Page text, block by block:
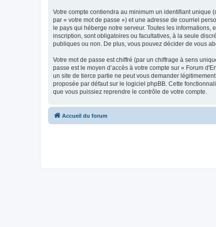
Votre compte contiendra au minimum un identifiant unique
par « votre mot de passe ») et une adresse de courriel
le pays qui héberge notre serveur. Toutes les
inscription, sont obligatoires ou facultatives, à la seule
publiques ou non. De plus, vous pouvez décider de vous
Votre mot de passe est chiffré (par un chiffrage à sens
passe est le moyen d’accès à votre compte sur « Forum
un site de tierce partie ne peut vous demander
proposée par défaut sur le logiciel phpBB. Cette
que vous puissiez reprendre le contrôle de votre compte.
Accueil du forum